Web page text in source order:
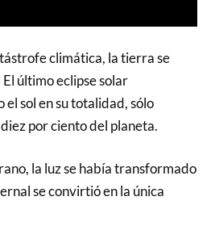
climática, la tierra se
último eclipse solar
sol en su totalidad, sólo
por ciento del planeta.
la luz se había transformado
se convirtió en la única